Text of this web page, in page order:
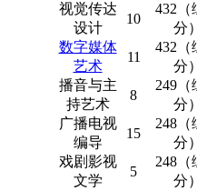
视觉传达
设计
10
432（
分）
数字媒体
艺术
11
432（
分）
播音与主
持艺术
8
249（
分）
广播电视
编导
15
248（
分）
戏剧影视
文学
5
248（
分）